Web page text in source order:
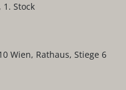
Stock
Wien, Rathaus, Stiege 6